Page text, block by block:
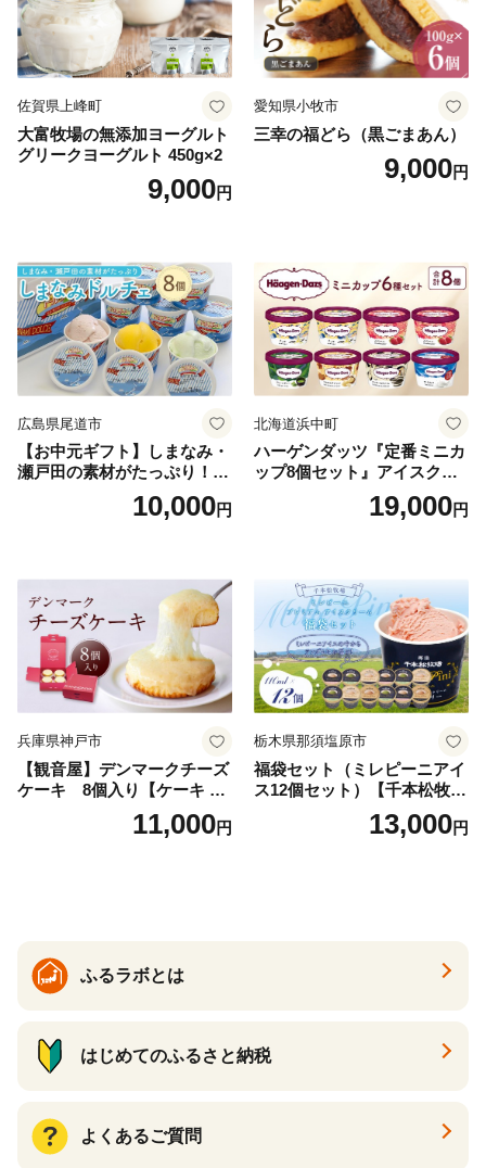
佐賀県上峰町
大富牧場の無添加ヨーグルト
グリークヨーグルト 450g×2
9,000円
愛知県小牧市
三幸の福どら（黒ごまあん）
9,000円
広島県尾道市
【お中元ギフト】しまなみ・
瀬戸田の素材がたっぷり！ジ
10,000円
北海道浜中町
ハーゲンダッツ『定番ミニカ
ップ8個セット』アイスクリ
ーム アイス スイーツ デザー
19,000円
兵庫県神戸市
【観音屋】デンマークチーズ
ケーキ 8個入り【ケーキ チ
ーズケーキ 人気スイーツ お
すすめスイーツ 神戸スイー
11,000円
栃木県那須塩原市
福袋セット（ミレピーニアイ
ス12個セット）【千本松牧
場】 ns025-014-12 【デザー
ト 詰め合わせ ギフト】
13,000円
ふるラボとは
はじめてのふるさと納税
よくあるご質問